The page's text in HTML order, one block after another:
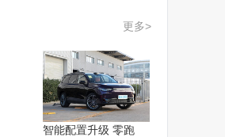
更多>
智能配置升级 零跑